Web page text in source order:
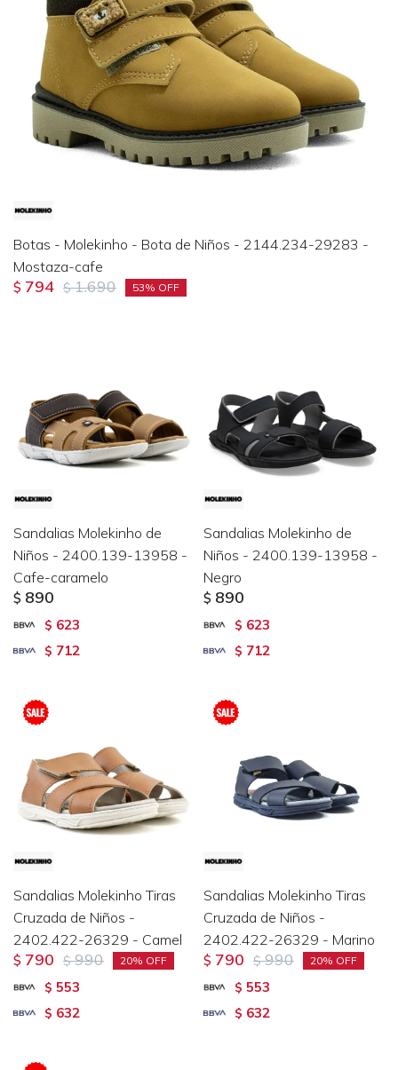
Botas - Molekinho - Bota de Niños - 2144.234-29283 -
Mostaza-cafe
$ 794 $ 1.690 53
Sandalias Molekinho de
Niños - 2400.139-13958 -
Cafe-caramelo
$ 890
$ 623
$ 712
Sandalias Molekinho de
Niños - 2400.139-13958 -
Negro
$ 890
$ 623
$ 712
Sandalias Molekinho Tiras
Cruzada de Niños -
2402.422-26329 - Camel
$ 790 $ 990 20
$ 553
$ 632
Sandalias Molekinho Tiras
Cruzada de Niños -
2402.422-26329 - Marino
$ 790 $ 990 20
$ 553
$ 632